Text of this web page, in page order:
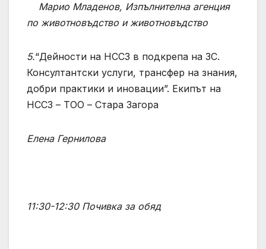
Марио Младенов, Изпълнителна агенция
по животновъдство и животновъдство
5.“Дейности на НССЗ в подкрепа на ЗС.
Консултантски услуги, трансфер на знания,
добри практики и иновации”. Екипът на
НССЗ – ТОО – Стара Загора
Елена Гернилова
11:30-12:30 Почивка за обяд